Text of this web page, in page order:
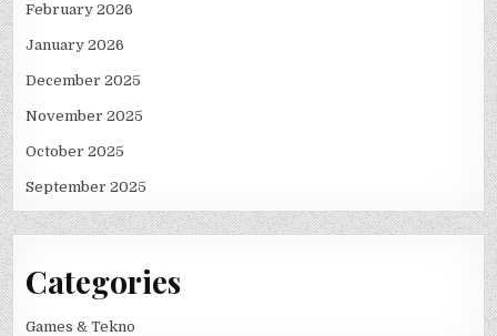
February 2026
January 2026
December 2025
November 2025
October 2025
September 2025
Categories
Games & Tekno